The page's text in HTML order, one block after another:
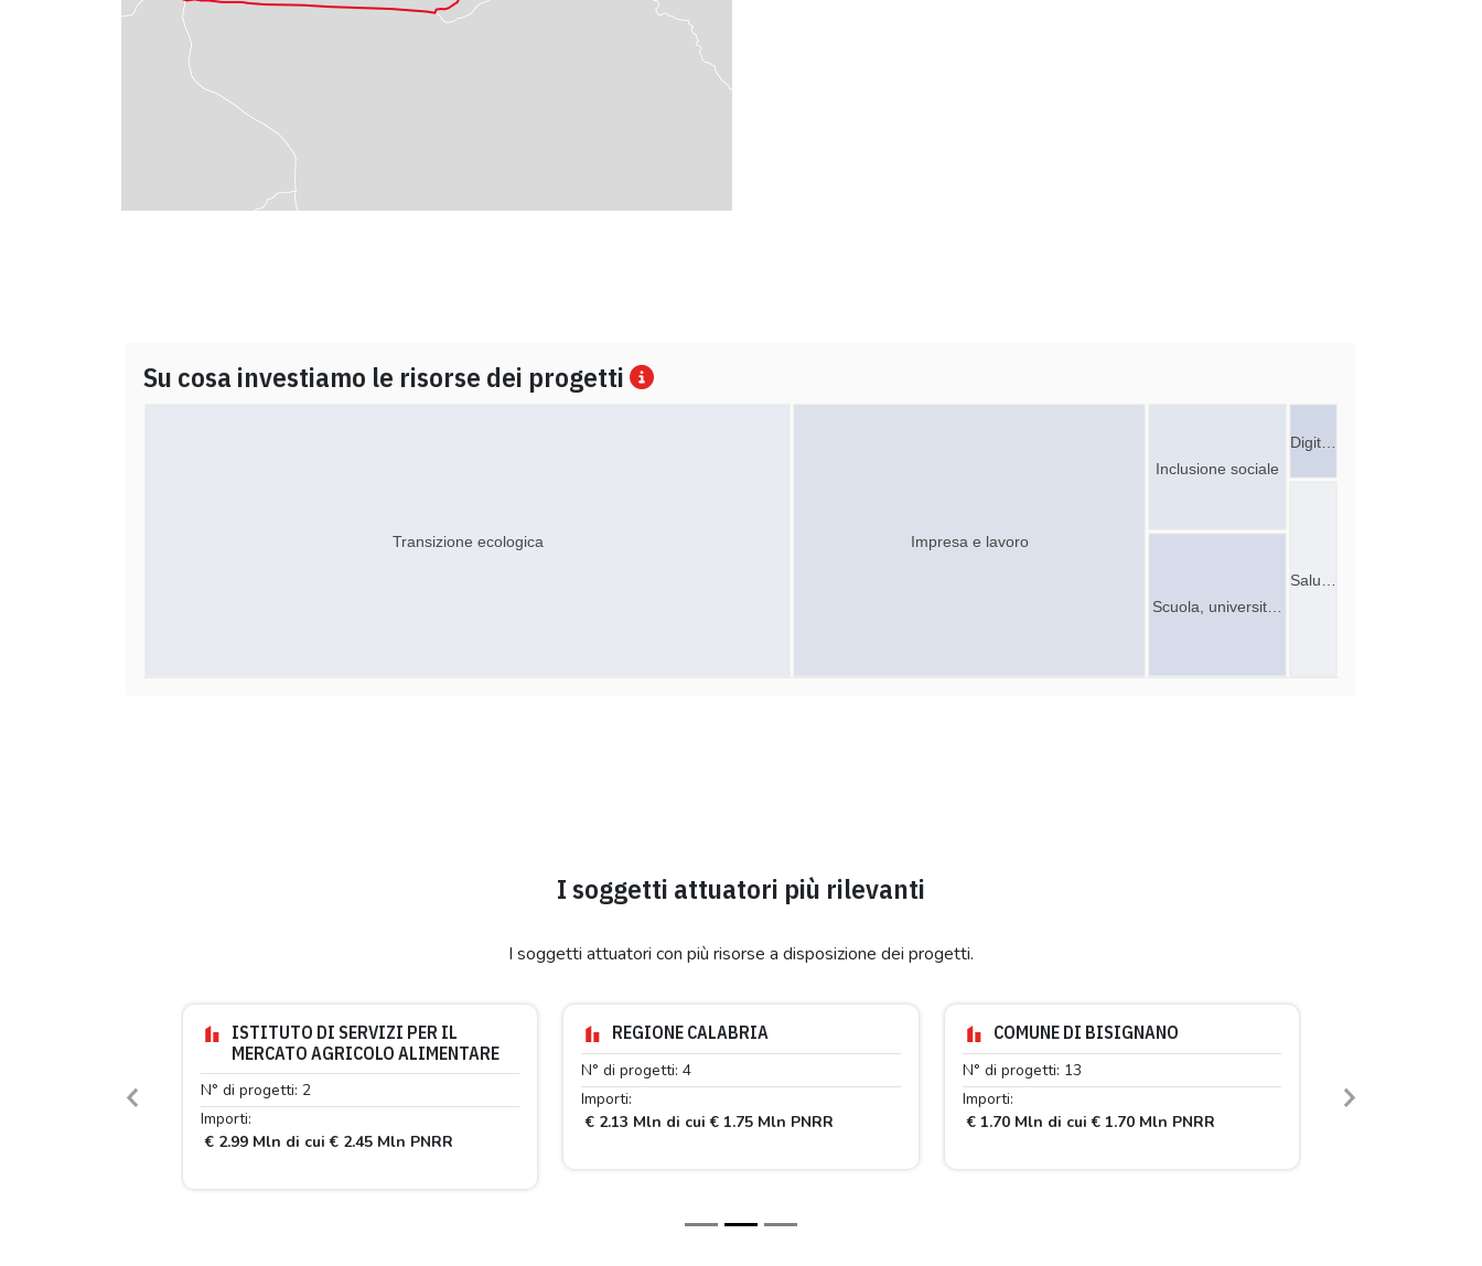
Su cosa investiamo le risorse dei progetti
Digit…
Scuola, universit…
Impresa e lavoro
Inclusione sociale
Transizione ecologica
Salu…
I soggetti attuatori più rilevanti
I soggetti attuatori con più risorse a disposizione dei progetti.
ISTITUTO DI SERVIZI PER IL
MERCATO AGRICOLO ALIMENTARE
N° di progetti: 2
Importi:
€ 2.99 Mln di cui € 2.45 Mln PNRR
REGIONE CALABRIA
N° di progetti: 4
Importi:
€ 2.13 Mln di cui € 1.75 Mln PNRR
COMUNE DI BISIGNANO
N° di progetti: 13
Importi:
€ 1.70 Mln di cui € 1.70 Mln PNRR
Previous Next